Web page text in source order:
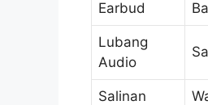
Earbud
Lubang
Audio
Salinan